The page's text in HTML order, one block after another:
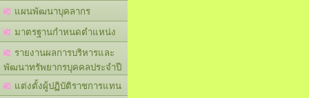
แผนพัฒนาบุคลากร
มาตรฐานกำหนดตำแหน่ง
รายงานผลการบริหารและ
พัฒนาทรัพยากรบุคคลประจำปี
แต่งตั้งผู้ปฏิบัติราชการแทน